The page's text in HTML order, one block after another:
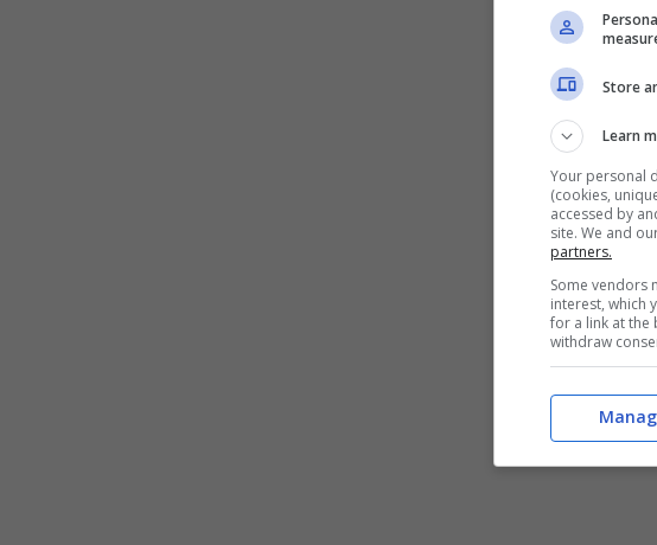
Store
Learn
Your personal
(cookies,
accessed by
site. We and
partners.
Some vendors
interest, which
for a link at the
withdraw